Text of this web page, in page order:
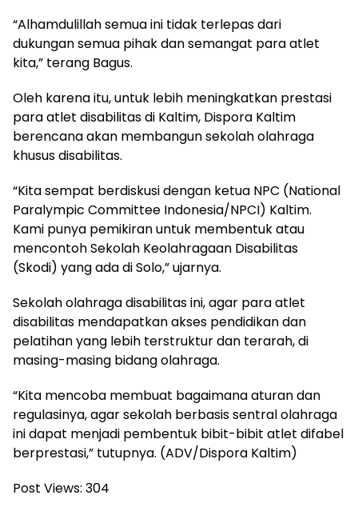
“Alhamdulillahsemua ini tidak terlepas dari
dukungan semua pihak dan semangat para atlet
kita,” terang Bagus.
Oleh karena itu, untuk lebih meningkatkan prestasi
para atlet disabilitas di Kaltim, Dispora Kaltim
berencana akan membangun sekolah olahraga
khusus disabilitas.
“Kita sempat berdiskusi dengan ketua NPC (National
Paralympic Committee Indonesia/NPCI) Kaltim.
Kami punya pemikiran untuk membentuk atau
mencontoh Sekolah Keolahragaan Disabilitas
(Skodi) yang ada di Solo,” ujarnya.
Sekolah olahraga disabilitas ini, agar para atlet
disabilitas mendapatkan akses pendidikan dan
pelatihan yang lebih terstruktur dan terarah, di
masing-masing bidang olahraga.
“Kita mencoba membuat bagaimana aturan dan
regulasinya, agar sekolah berbasis sentral olahraga
ini dapat menjadi pembentuk bibit-bibit atlet difabel
berprestasi,” tutupnya. (ADV/Dispora Kaltim)
Post Views: 304